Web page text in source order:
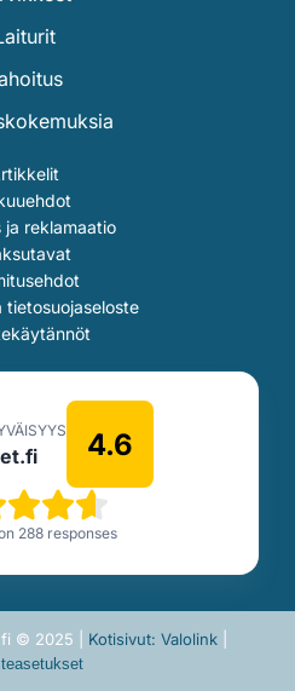
ja reklamaatio
tietosuojaseloste
4.6
288 responses
© 2025 | Kotisivut: Valolink|